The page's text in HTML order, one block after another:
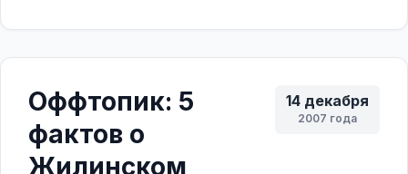
14 декабря
2007 года
Оффтопик: 5
фактов о
Жилинском